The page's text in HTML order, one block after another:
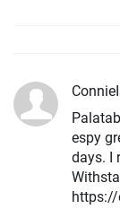
espy
days. I